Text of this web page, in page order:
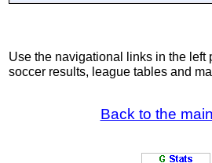
Use the navigational links in the left
soccer results, league tables and
Back to the